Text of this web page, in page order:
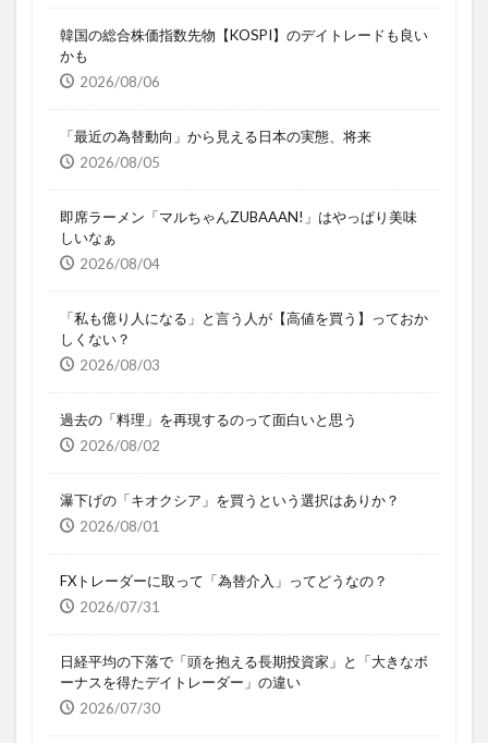
韓国の総合株価指数先物【KOSPI】のデイトレードも良い
かも
2026/08/06
「最近の為替動向」から見える日本の実態、将来
2026/08/05
即席ラーメン「マルちゃんZUBAAAN!」はやっぱり美味
しいなぁ
2026/08/04
「私も億り人になる」と言う人が【高値を買う】っておか
しくない？
2026/08/03
過去の「料理」を再現するのって面白いと思う
2026/08/02
瀑下げの「キオクシア」を買うという選択はありか？
2026/08/01
FXトレーダーに取って「為替介入」ってどうなの？
2026/07/31
日経平均の下落で「頭を抱える長期投資家」と「大きなボ
ーナスを得たデイトレーダー」の違い
2026/07/30